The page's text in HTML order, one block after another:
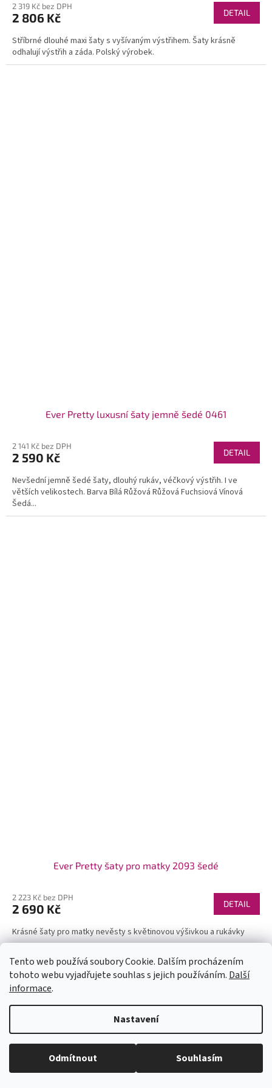
Tento web používá soubory Cookie. Dalším procházením
tohoto webu vyjadřujete souhlas s jejich používáním. Další
informace.
Nastavení
Odmítnout Souhlasím
objednání). Velikosti neodpovídají českým, prosím měřte se. Pokud se
Vám některý model líbí a chtěli byste ho v jiné barvě, tak stačí do
vyhledávání zadat číslo modelu(třeba 1960) a všechny dostupné barvy
se Vám zobrazí. Pas je nejuzší místo na šatech (většinou cca 6cm pod
2 319 Kč bez DPH
2 806 Kč DETAIL
Stříbrné dlouhé maxi šaty s vyšívaným výstřihem. Šaty krásně
odhalují výstřih a záda. Polský výrobek.
Ever Pretty luxusní šaty jemně šedé 0461
2 141 Kč bez DPH
2 590 Kč DETAIL
Nevšední jemně šedé šaty, dlouhý rukáv, véčkový výstřih. I ve
větších velikostech. Barva Bílá Růžová Růžová Fuchsiová Vínová
Šedá...
Ever Pretty šaty pro matky 2093 šedé
2 223 Kč bez DPH
2 690 Kč DETAIL
Krásné šaty pro matky nevěsty s květinovou výšivkou a rukávky